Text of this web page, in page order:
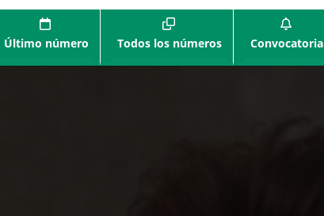
Último número Todos los números Convocatoria